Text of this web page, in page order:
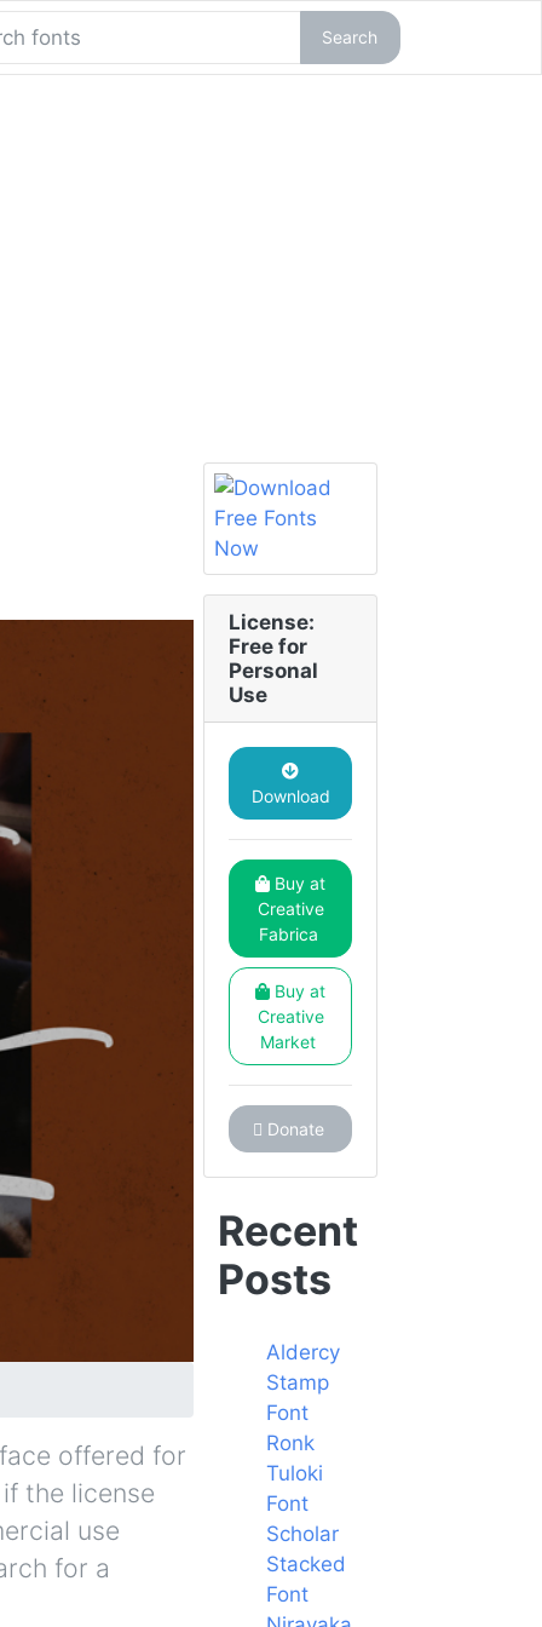
Search
offered for
the license
use
for a
License:
Free for
Personal
Use
Download
Buy at
Creative
Fabrica
Buy at
Creative
Market
Donate
Recent
Posts
Aldercy
Stamp
Font
Ronk
Tuloki
Font
Scholar
Stacked
Font